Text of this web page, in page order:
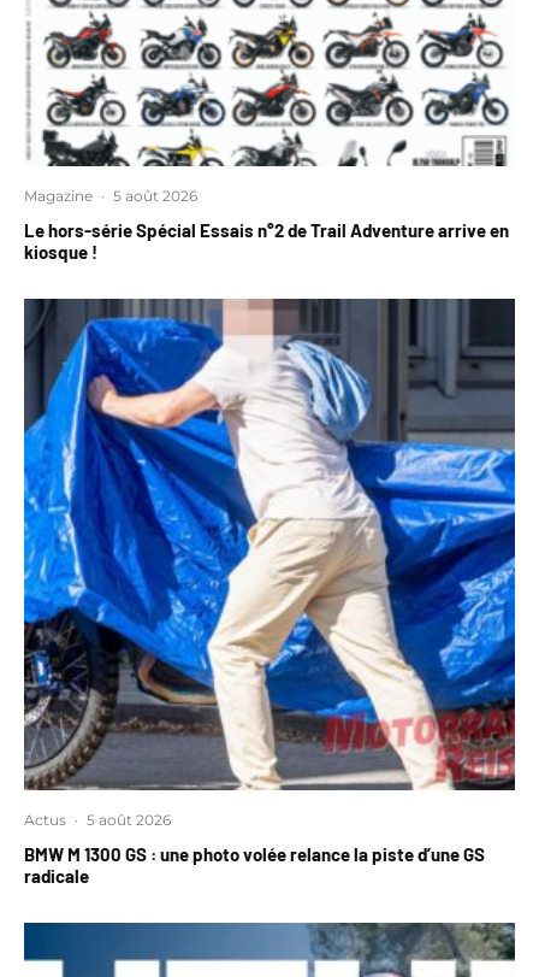
Magazine · 5 août 2026
Le hors-série Spécial Essais n°2 de Trail Adventure arrive en
kiosque !
Actus · 5 août 2026
BMW M 1300 GS : une photo volée relance la piste d’une GS
radicale